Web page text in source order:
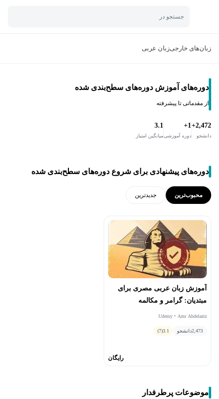
جستجو در
زبان‌های خارجیزبان عربی
دوره‌های آموزش دوره‌های سطح‌بندی شده
از مقدماتی تا پیشرفته
2,472+
دانشجو
1+
دوره آموزشی
3.1
میانگین امتیاز
دوره‌های پیشنهادی برای شروع دوره‌های سطح‌بندی شده
محبوب‌ترین جدید‌ترین
آموزش زبان عربی مصری برای
مبتدیان: گرامر و مکالمه
Udemy • Amr Abdelaziz
2,473دانشجو 3.1
(7)
رایگان
موضوعات پرطرفدار